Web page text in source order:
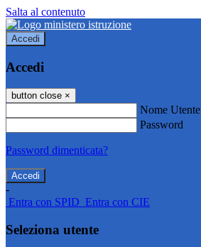
Salta al contenuto
Accedi
Accedi
button close ×
Nome Utente
Password
Password dimenticata?
-
Entra con SPID Entra con CIE
Seleziona utente